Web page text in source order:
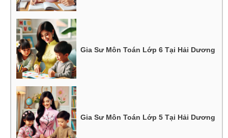
Gia Sư Môn Toán Lớp 6 Tại Hải Dương
Gia Sư Môn Toán Lớp 5 Tại Hải Dương